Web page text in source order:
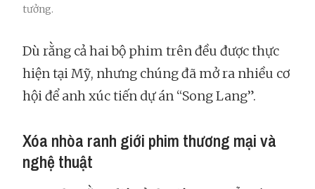
tưởng.
Dù rằng cả hai bộ phim trên đều được thực
hiện tại Mỹ, nhưng chúng đã mở ra nhiều cơ
hội để anh xúc tiến dự án “Song Lang”.
Xóa nhòa ranh giới phim thương mại và
nghệ thuật